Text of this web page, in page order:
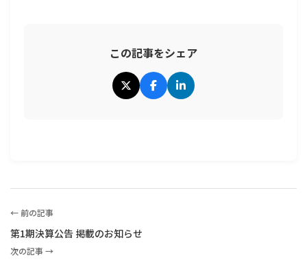
この記事をシェア
← 前の記事
第1期決算公告 掲載のお知らせ
次の記事 →